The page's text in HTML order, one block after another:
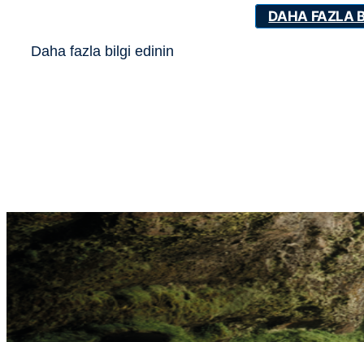
DAHA FAZLA
Daha fazla bilgi edinin